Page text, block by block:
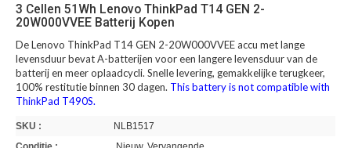
3 Cellen 51Wh Lenovo ThinkPad T14 GEN 2-
20W000VVEE Batterij Kopen
De Lenovo ThinkPad T14 GEN 2-20W000VVEE accu met lange
levensduur bevat A-batterijen voor een langere levensduur van de
batterij en meer oplaadcycli. Snelle levering, gemakkelijke terugkeer,
100% restitutie binnen 30 dagen. This battery is not compatible with
ThinkPad T490S.
SKU :
NLB1517